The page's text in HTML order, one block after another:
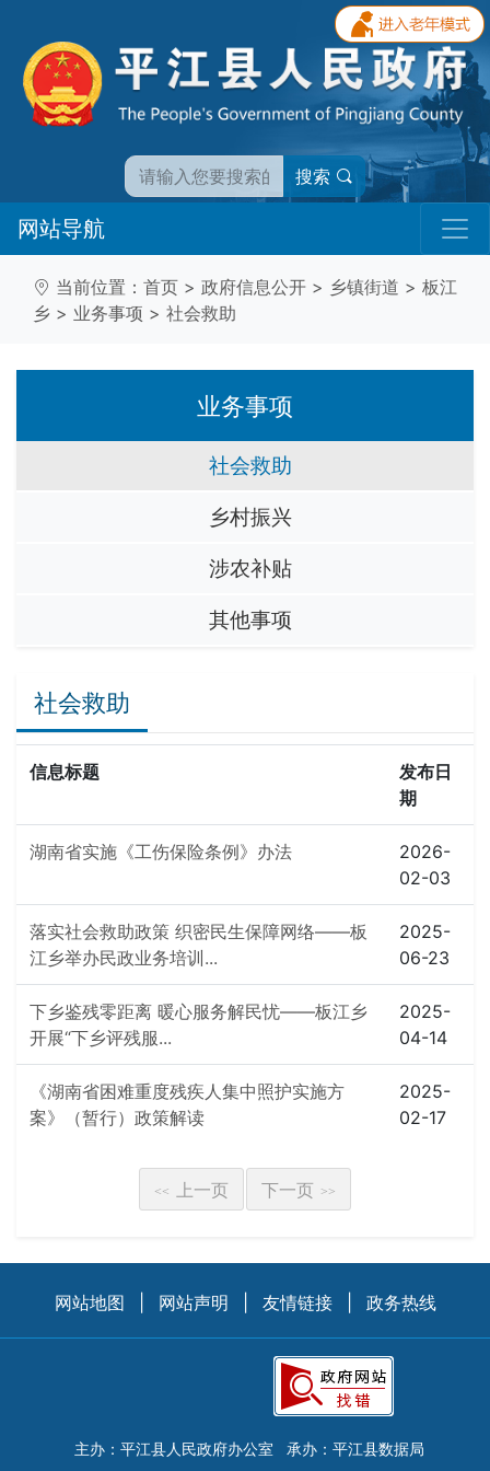
搜索
网站导航
当前位置： 首页 > 政府信息公开 > 乡镇街道 > 板江
乡 > 业务事项 > 社会救助
业务事项
社会救助
乡村振兴
涉农补贴
其他事项
社会救助
信息标题
发布日
期
湖南省实施《工伤保险条例》办法
2026-
02-03
落实社会救助政策 织密民生保障网络——板
江乡举办民政业务培训...
2025-
06-23
下乡鉴残零距离 暖心服务解民忧——板江乡
开展“下乡评残服...
2025-
04-14
《湖南省困难重度残疾人集中照护实施方
案》（暂行）政策解读
2025-
02-17
<< 上一页 下一页 >>
网站地图 网站声明 友情链接 政务热线
主办：平江县人民政府办公室
承办：平江县数据局